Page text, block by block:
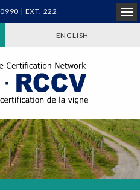
| EXT. 222
ENGLISH